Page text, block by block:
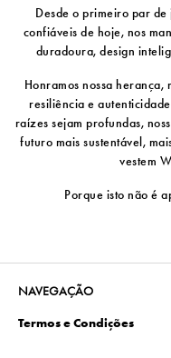
Desde o primeiro par
confiáveis ​​de hoje, nos
duradoura, design
Honramos nossa herança,
resiliência e
raízes sejam profundas,
futuro mais sustentável,
vestem
Porque isto não é
NAVEGAÇÃO
Termos e Condições